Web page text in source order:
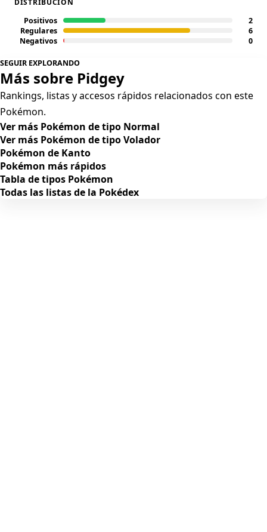
DISTRIBUCIÓN
Positivos
2
Regulares
6
Negativos
0
SEGUIR EXPLORANDO
Más sobre Pidgey
Rankings, listas y accesos rápidos relacionados con este
Pokémon.
Ver más Pokémon de tipo Normal
Ver más Pokémon de tipo Volador
Pokémon de Kanto
Pokémon más rápidos
Tabla de tipos Pokémon
Todas las listas de la Pokédex